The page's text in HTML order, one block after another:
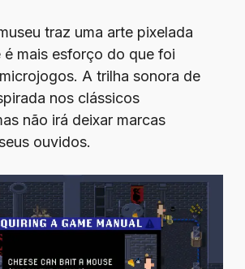
traz uma arte pixelada
é mais esforço do que foi
A trilha sonora de
nos clássicos
não irá deixar marcas
ouvidos.